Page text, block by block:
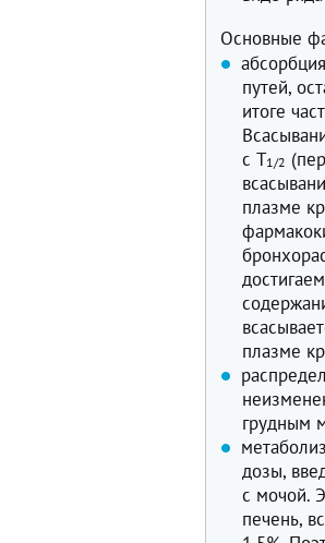
Основные
путей,
итоге
с T1/2
плазме
плазме
грудным
дозы,
с мочой.
печень,